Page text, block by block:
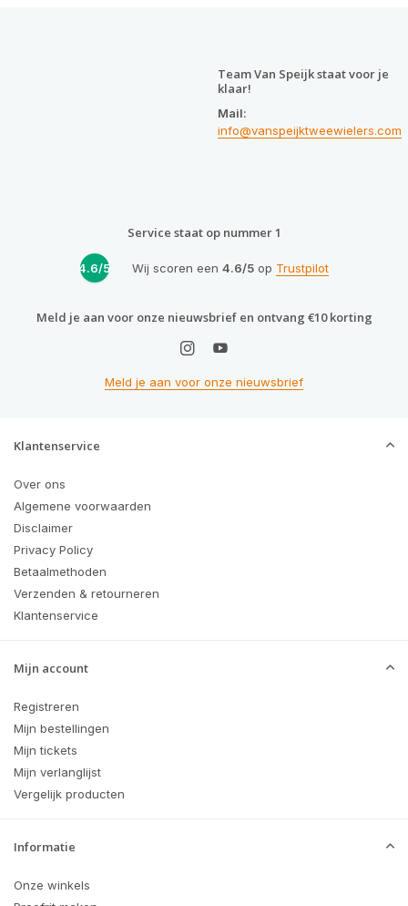
Team Van Speijk staat voor je
klaar!
Mail:
info@vanspeijktweewielers.com
Service staat op nummer 1
4.6/5 Wij scoren een 4.6/5op Trustpilot
Meld je aan voor onze nieuwsbrief en ontvang €10 korting
Meld je aan voor onze nieuwsbrief
Klantenservice
Over ons
Algemene voorwaarden
Disclaimer
Privacy Policy
Betaalmethoden
Verzenden & retourneren
Klantenservice
Mijn account
Registreren
Mijn bestellingen
Mijn tickets
Mijn verlanglijst
Vergelijk producten
Informatie
Onze winkels